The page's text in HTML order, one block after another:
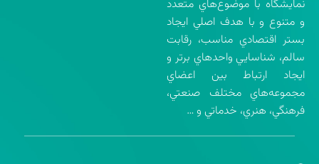
نمايشگاه با موضوع‌هاي متعدد
و متنوع و با هدف اصلي ايجاد
بستر اقتصادي مناسب، رقابت
سالم، شناسايي واحدهاي برتر و
ايجاد ارتباط بين اعضاي
مجموعه‌هاي مختلف صنعتي،
فرهنگي، هنري، خدماتي و …